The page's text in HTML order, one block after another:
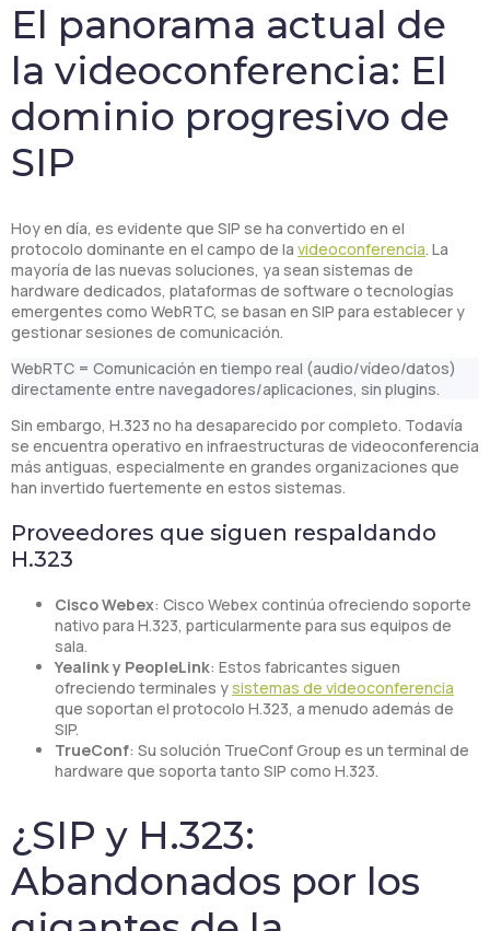
El panorama actual de
la videoconferencia: El
dominio progresivo de
SIP
Hoy en día, es evidente que SIP se ha convertido en el
protocolo dominante en el campo de la videoconferencia. La
mayoría de las nuevas soluciones, ya sean sistemas de
hardware dedicados, plataformas de software o tecnologías
emergentes como WebRTC, se basan en SIP para establecer y
gestionar sesiones de comunicación.
WebRTC = Comunicación en tiempo real (audio/vídeo/datos)
directamente entre navegadores/aplicaciones, sin plugins.
Sin embargo, H.323 no ha desaparecido por completo. Todavía
se encuentra operativo en infraestructuras de videoconferencia
más antiguas, especialmente en grandes organizaciones que
han invertido fuertemente en estos sistemas.
Proveedores que siguen respaldando
H.323
Cisco Webex: Cisco Webex continúa ofreciendo soporte
nativo para H.323, particularmente para sus equipos de
sala.
Yealink y PeopleLink: Estos fabricantes siguen
ofreciendo terminales ysistemas de videoconferencia
que soportan el protocolo H.323, a menudo además de
SIP.
TrueConf: Su solución TrueConf Group es un terminal de
hardware que soporta tanto SIP como H.323.
¿SIP y H.323:
Abandonados por los